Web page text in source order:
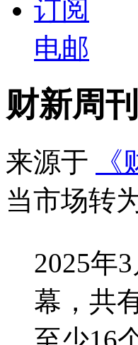
订阅
电邮
财新周
来源于
当市场转
2025年
幕，共